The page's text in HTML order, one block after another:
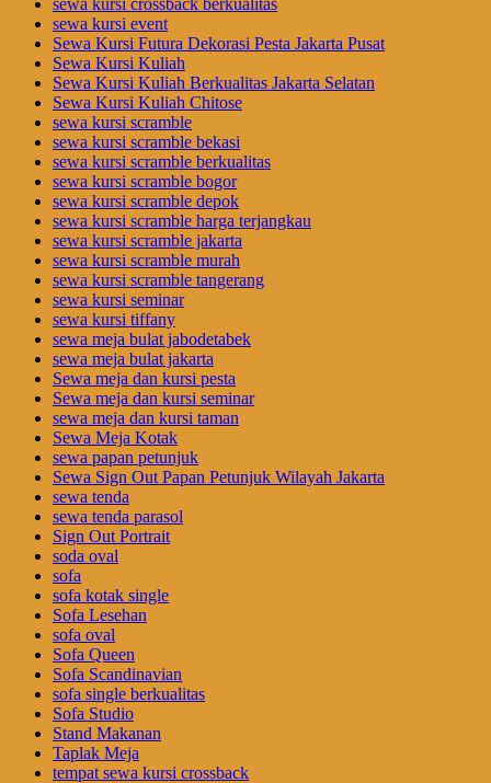
sewa kursi crossback berkualitas
sewa kursi event
Sewa Kursi Futura Dekorasi Pesta Jakarta Pusat
Sewa Kursi Kuliah
Sewa Kursi Kuliah Berkualitas Jakarta Selatan
Sewa Kursi Kuliah Chitose
sewa kursi scramble
sewa kursi scramble bekasi
sewa kursi scramble berkualitas
sewa kursi scramble bogor
sewa kursi scramble depok
sewa kursi scramble harga terjangkau
sewa kursi scramble jakarta
sewa kursi scramble murah
sewa kursi scramble tangerang
sewa kursi seminar
sewa kursi tiffany
sewa meja bulat jabodetabek
sewa meja bulat jakarta
Sewa meja dan kursi pesta
Sewa meja dan kursi seminar
sewa meja dan kursi taman
Sewa Meja Kotak
sewa papan petunjuk
Sewa Sign Out Papan Petunjuk Wilayah Jakarta
sewa tenda
sewa tenda parasol
Sign Out Portrait
soda oval
sofa
sofa kotak single
Sofa Lesehan
sofa oval
Sofa Queen
Sofa Scandinavian
sofa single berkualitas
Sofa Studio
Stand Makanan
Taplak Meja
tempat sewa kursi crossback